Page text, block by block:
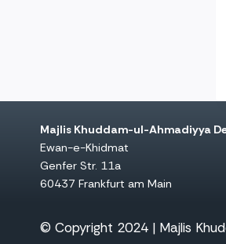
Majlis Khuddam-ul-Ahmadiyya
Ewan-e-Khidmat
Genfer Str. 11a
60437 Frankfurt am Main
© Copyright 2024 | Majlis